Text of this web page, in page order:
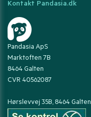
Kontakt Pandasia.dk
Pandasia ApS
Marktoften 7B
8464 Galten
CVR 40562087
Hørslevvej 35B, 8464 Galten